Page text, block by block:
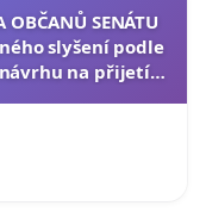
OBČANŮ SENÁTU
slyšení podle
na přijetí